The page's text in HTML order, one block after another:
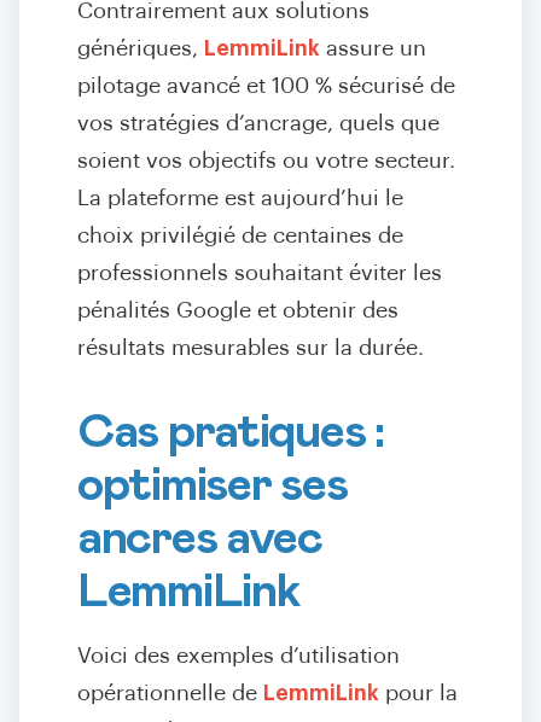
Contrairement aux solutions
génériques, LemmiLink assure un
pilotage avancé et 100 % sécurisé de
vos stratégies d’ancrage, quels que
soient vos objectifs ou votre secteur.
La plateforme est aujourd’hui le
choix privilégié de centaines de
professionnels souhaitant éviter les
pénalités Google et obtenir des
résultats mesurables sur la durée.
Cas pratiques :
optimiser ses
ancres avec
LemmiLink
Voici des exemples d’utilisation
opérationnelle de LemmiLink pour la